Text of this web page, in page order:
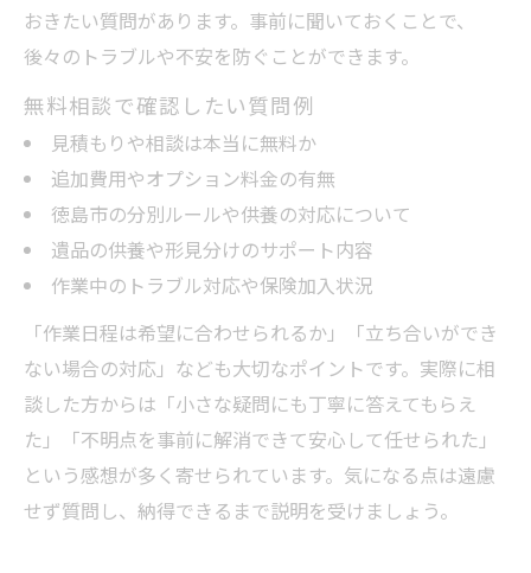
おきたい質問があります。事前に聞いておくことで、
後々のトラブルや不安を防ぐことができます。
無料相談で確認したい質問例
見積もりや相談は本当に無料か
追加費用やオプション料金の有無
徳島市の分別ルールや供養の対応について
遺品の供養や形見分けのサポート内容
作業中のトラブル対応や保険加入状況
「作業日程は希望に合わせられるか」「立ち合いができ
ない場合の対応」なども大切なポイントです。実際に相
談した方からは「小さな疑問にも丁寧に答えてもらえ
た」「不明点を事前に解消できて安心して任せられた」
という感想が多く寄せられています。気になる点は遠慮
せず質問し、納得できるまで説明を受けましょう。